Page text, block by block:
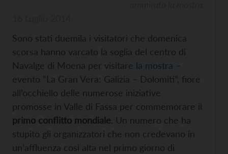
Sono stati duemila i visitatori che domenica
scorsa hanno varcato la soglia del centro di
Navalge di Moena per visitare la mostra –
evento “La Gran Vera: Galizia – Dolomiti” , fiore
all’occhiello delle numerose iniziative
promosse in Valle di Fassa per commemorare il
primo conflitto mondiale. Un numero che ha
stupito gli organizzatori che non credevano in
un’affluenza così alta nel primo giorno di